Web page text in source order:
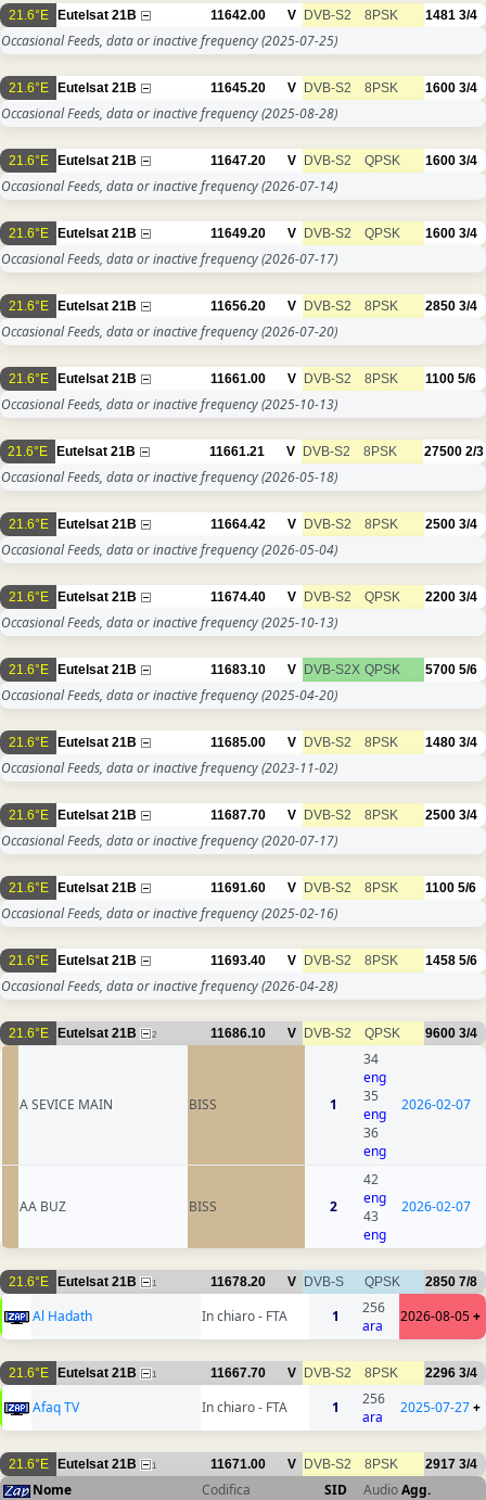
21.6°E Eutelsat 21B 11642.00 V DVB-S2 8PSK 1481 3/4
Occasional Feeds, data or inactive frequency(2025-07-25)
21.6°E Eutelsat 21B 11645.20 V DVB-S2 8PSK 1600 3/4
Occasional Feeds, data or inactive frequency(2025-08-28)
21.6°E Eutelsat 21B 11647.20 V DVB-S2 QPSK 1600 3/4
Occasional Feeds, data or inactive frequency(2026-07-14)
21.6°E Eutelsat 21B 11649.20 V DVB-S2 QPSK 1600 3/4
Occasional Feeds, data or inactive frequency(2026-07-17)
21.6°E Eutelsat 21B 11656.20 V DVB-S2 8PSK 2850 3/4
Occasional Feeds, data or inactive frequency(2026-07-20)
21.6°E Eutelsat 21B 11661.00 V DVB-S2 8PSK 1100 5/6
Occasional Feeds, data or inactive frequency(2025-10-13)
21.6°E Eutelsat 21B 11661.21 V DVB-S2 8PSK 27500 2/3
Occasional Feeds, data or inactive frequency(2026-05-18)
21.6°E Eutelsat 21B 11664.42 V DVB-S2 8PSK 2500 3/4
Occasional Feeds, data or inactive frequency(2026-05-04)
21.6°E Eutelsat 21B 11674.40 V DVB-S2 QPSK 2200 3/4
Occasional Feeds, data or inactive frequency(2025-10-13)
21.6°E Eutelsat 21B 11683.10 V DVB-S2X QPSK 5700 5/6
Occasional Feeds, data or inactive frequency(2025-04-20)
21.6°E Eutelsat 21B 11685.00 V DVB-S2 8PSK 1480 3/4
Occasional Feeds, data or inactive frequency(2023-11-02)
21.6°E Eutelsat 21B 11687.70 V DVB-S2 8PSK 2500 3/4
Occasional Feeds, data or inactive frequency(2020-07-17)
21.6°E Eutelsat 21B 11691.60 V DVB-S2 8PSK 1100 5/6
Occasional Feeds, data or inactive frequency(2025-02-16)
21.6°E Eutelsat 21B 11693.40 V DVB-S2 8PSK 1458 5/6
Occasional Feeds, data or inactive frequency(2026-04-28)
21.6°E Eutelsat 21B 2 11686.10 V DVB-S2 QPSK 9600 3/4
A SEVICE MAIN BISS 1
34
eng
35
eng
36
eng
2026-02-07
AA BUZ BISS 2
42
eng
43
eng
2026-02-07
21.6°E Eutelsat 21B 1 11678.20 V DVB-S QPSK 2850 7/8
Al Hadath In chiaro - FTA 1
256
ara
2026-08-05+
21.6°E Eutelsat 21B 1 11667.70 V DVB-S2 8PSK 2296 3/4
Afaq TV In chiaro - FTA 1
256
ara
2025-07-27+
21.6°E Eutelsat 21B 1 11671.00 V DVB-S2 8PSK 2917 3/4
Nome Codifica SID AudioAgg.